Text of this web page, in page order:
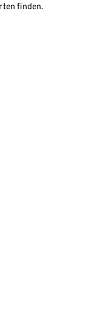
finden.